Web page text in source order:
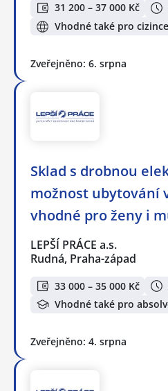
31 200 – 37 000 Kč
Vhodné také pro cizince
Zveřejněno: 6. srpna
Sklad s drobnou
možnost ubytování
vhodné pro ženy i
LEPŠÍ PRÁCE a.s.
Rudná, Praha-západ
33 000 – 35 000 Kč
Vhodné také pro
Zveřejněno: 4. srpna